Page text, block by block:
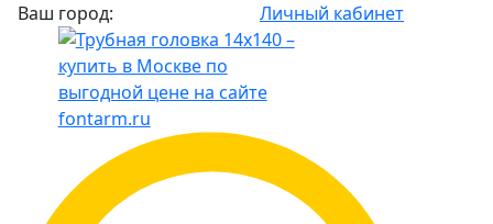
Ваш город: Личный кабинет